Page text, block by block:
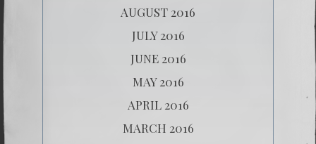
AUGUST 2016
JULY 2016
JUNE 2016
MAY 2016
APRIL 2016
MARCH 2016